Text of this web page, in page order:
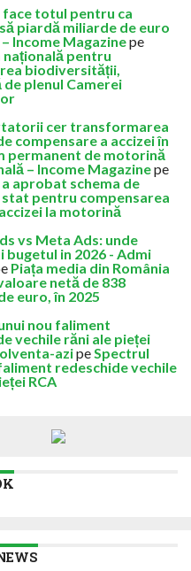
face totul pentru ca
piardă miliarde de euro
– Income Magazinepe
pentru
biodiversității,
plenul Camerei
cer transformarea
compensare a accizei în
permanent de motorină
– Income Magazinepe
aprobat schema de
pentru compensarea
la motorină
vs Meta Ads: unde
bugetul in 2026 - Admi
Piața media din România
netă de 838
euro, în 2025
nou faliment
vechile răni ale pieței
azipeSpectrul
redeschide vechile
RCA